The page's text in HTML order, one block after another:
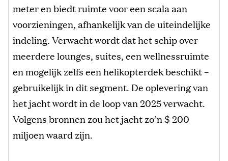
meter en biedt ruimte voor een scala aan
voorzieningen, afhankelijk van de uiteindelijke
indeling. Verwacht wordt dat het schip over
meerdere lounges, suites, een wellnessruimte
en mogelijk zelfs een helikopterdek beschikt –
gebruikelijk in dit segment. De oplevering van
het jacht wordt in de loop van 2025 verwacht.
Volgens bronnen zou het jacht zo’n $ 200
miljoen waard zijn.